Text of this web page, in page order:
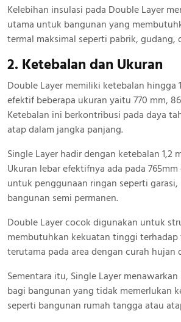
Kelebihan insulasi pada Double Layer
utama untuk bangunan yang
termal maksimal seperti pabrik, gudang,
2. Ketebalan dan Ukuran
Double Layer memiliki ketebalan hingga
efektif beberapa ukuran yaitu 770 mm,
Ketebalan ini berkontribusi pada daya
atap dalam jangka panjang.
Single Layer hadir dengan ketebalan 1,2
Ukuran lebar efektifnya ada pada
untuk penggunaan ringan seperti garasi,
bangunan semi permanen.
Double Layer cocok digunakan untuk
membutuhkan kekuatan tinggi terhadap
terutama pada area dengan curah hujan
Sementara itu, Single Layer
bagi bangunan yang tidak memerlukan
seperti bangunan rumah tangga atau